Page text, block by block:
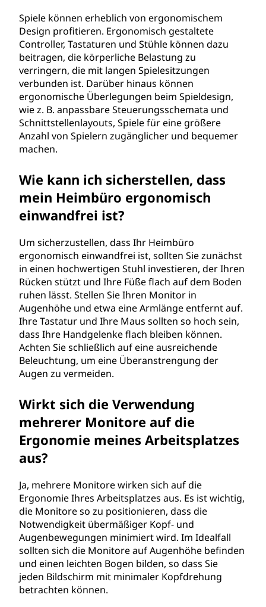
Spiele können erheblich von ergonomischem
Design profitieren. Ergonomisch gestaltete
Controller, Tastaturen und Stühle können dazu
beitragen, die körperliche Belastung zu
verringern, die mit langen Spielesitzungen
verbunden ist. Darüber hinaus können
ergonomische Überlegungen beim Spieldesign,
wie z. B. anpassbare Steuerungsschemata und
Schnittstellenlayouts, Spiele für eine größere
Anzahl von Spielern zugänglicher und bequemer
machen.
Wie kann ich sicherstellen, dass
mein Heimbüro ergonomisch
einwandfrei ist?
Um sicherzustellen, dass Ihr Heimbüro
ergonomisch einwandfrei ist, sollten Sie zunächst
in einen hochwertigen Stuhl investieren, der Ihren
Rücken stützt und Ihre Füße flach auf dem Boden
ruhen lässt. Stellen Sie Ihren Monitor in
Augenhöhe und etwa eine Armlänge entfernt auf.
Ihre Tastatur und Ihre Maus sollten so hoch sein,
dass Ihre Handgelenke flach bleiben können.
Achten Sie schließlich auf eine ausreichende
Beleuchtung, um eine Überanstrengung der
Augen zu vermeiden.
Wirkt sich die Verwendung
mehrerer Monitore auf die
Ergonomie meines Arbeitsplatzes
aus?
Ja, mehrere Monitore wirken sich auf die
Ergonomie Ihres Arbeitsplatzes aus. Es ist wichtig,
die Monitore so zu positionieren, dass die
Notwendigkeit übermäßiger Kopf- und
Augenbewegungen minimiert wird. Im Idealfall
sollten sich die Monitore auf Augenhöhe befinden
und einen leichten Bogen bilden, so dass Sie
jeden Bildschirm mit minimaler Kopfdrehung
betrachten können.